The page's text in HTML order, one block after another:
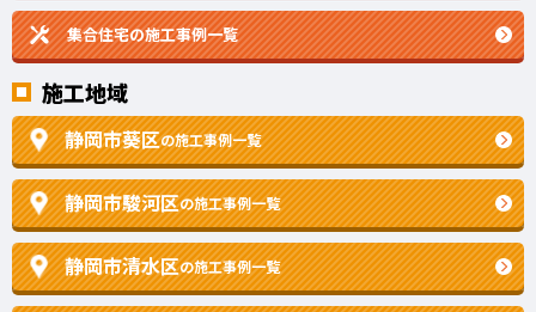
集合住宅の施工事例一覧
施工地域
静岡市葵区の施工事例一覧
静岡市駿河区の施工事例一覧
静岡市清水区の施工事例一覧